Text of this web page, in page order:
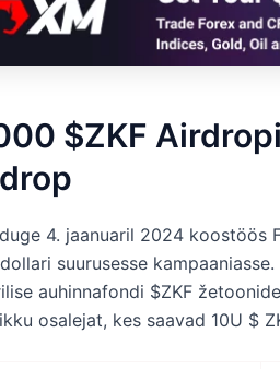
$ZKF
4. jaanuaril 2024 koostöös
suurusesse
auhinnafondi $ZKF
osalejat, kes saavad 10U $